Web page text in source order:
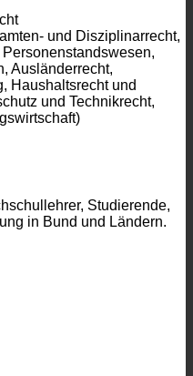
und Disziplinarrecht,
Ausländerrecht,
Haushaltsrecht und
und Technikrecht,
Studierende,
in Bund und Ländern.